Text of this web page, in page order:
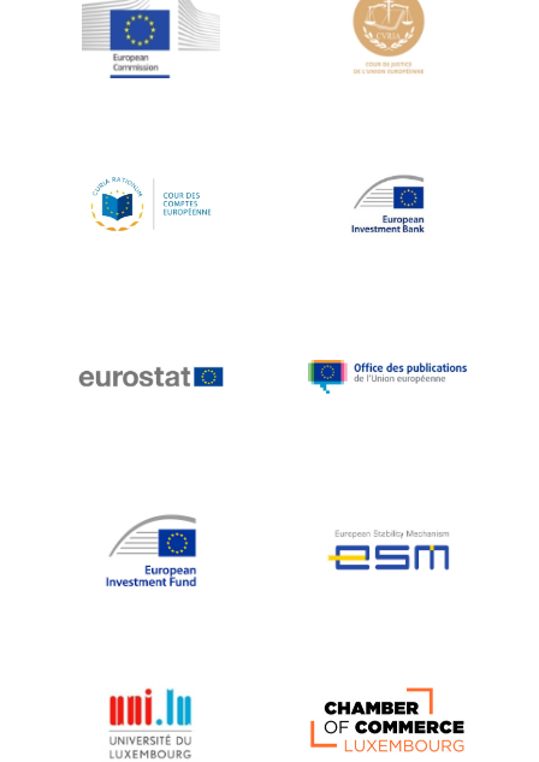
Jean-Louis Schiltz
Jean-Victor Louis
Johnny Åkerholm
Katharien L.C. Hunt
Klaus-Heiner Lehne
Koen LENAERTS
Lars Heikensten
Lucas Papademos
Máire Geoghegan-Quinn